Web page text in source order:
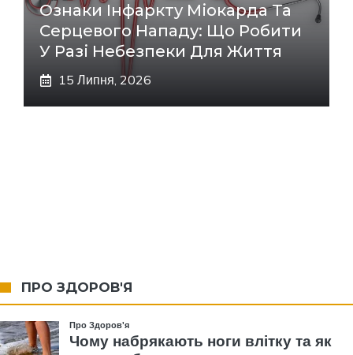
Ознаки Інфаркту Міокарда Та
Серцевого Нападу: Що Робити
У Разі Небезпеки Для Життя
15 Липня, 2026
ПРО ЗДОРОВ'Я